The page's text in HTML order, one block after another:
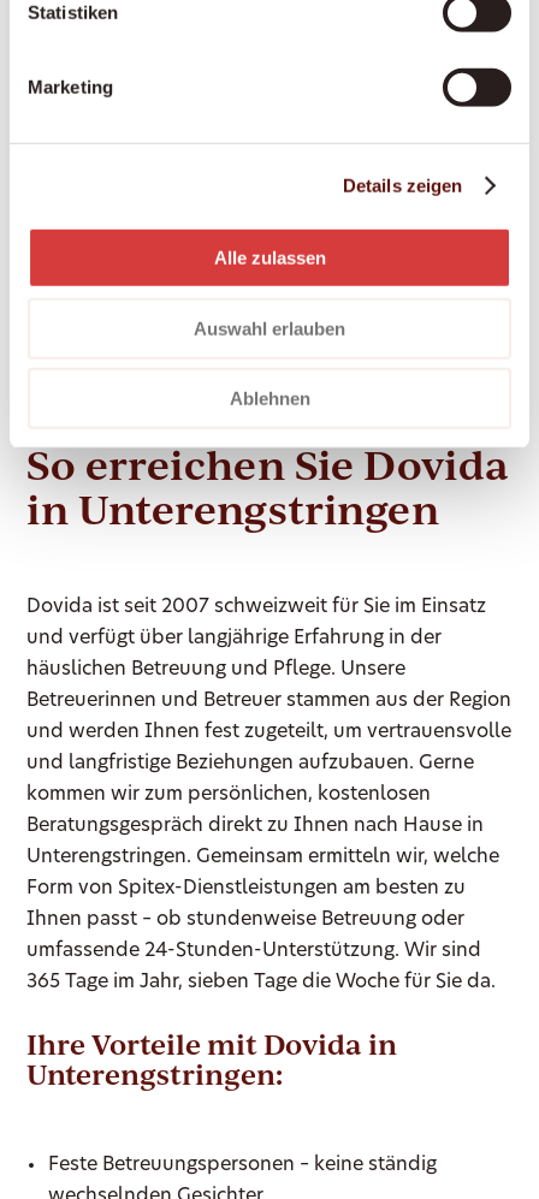
Statistiken
Marketing
Details zeigen
Alle zulassen
Auswahl erlauben
Ablehnen
Spezialisierte, einfühlsame Begleitung bei
Begleitung in palliativen Situationen:
Lebensphase
persönliche Situation abgestimmt. Ihre Bedürfnisse
Handelns. Wir respektieren Ihre Persönlichkeit und
eigenen Vorstellungen zu gestalten.
So erreichen Sie Dovida
in Unterengstringen
Dovida ist seit 2007 schweizweit für Sie im Einsatz
und verfügt über langjährige Erfahrung in der
häuslichen Betreuung und Pflege. Unsere
Betreuerinnen und Betreuer stammen aus der Region
und werden Ihnen fest zugeteilt, um vertrauensvolle
und langfristige Beziehungen aufzubauen. Gerne
kommen wir zum persönlichen, kostenlosen
Beratungsgespräch direkt zu Ihnen nach Hause in
Unterengstringen. Gemeinsam ermitteln wir, welche
Form von Spitex-Dienstleistungen am besten zu
Ihnen passt – ob stundenweise Betreuung oder
umfassende 24-Stunden-Unterstützung. Wir sind
365 Tage im Jahr, sieben Tage die Woche für Sie da.
Ihre Vorteile mit Dovida in
Unterengstringen:
Feste Betreuungspersonen – keine ständig